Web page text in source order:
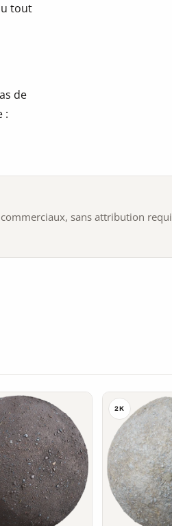
tout
de
:
sans attribution
2K